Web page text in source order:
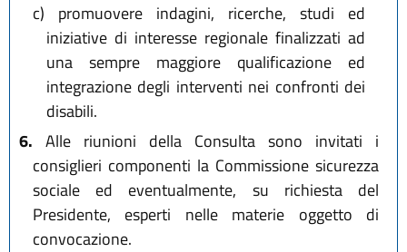
c) promuovere indagini, ricerche, studi ed
iniziative di interesse regionale finalizzati ad
una sempre maggiore qualificazione ed
integrazione degli interventi nei confronti dei
disabili.
6. Alle riunioni della Consulta sono invitati i
consiglieri componenti la Commissione sicurezza
sociale ed eventualmente, su richiesta del
Presidente, esperti nelle materie oggetto di
convocazione.